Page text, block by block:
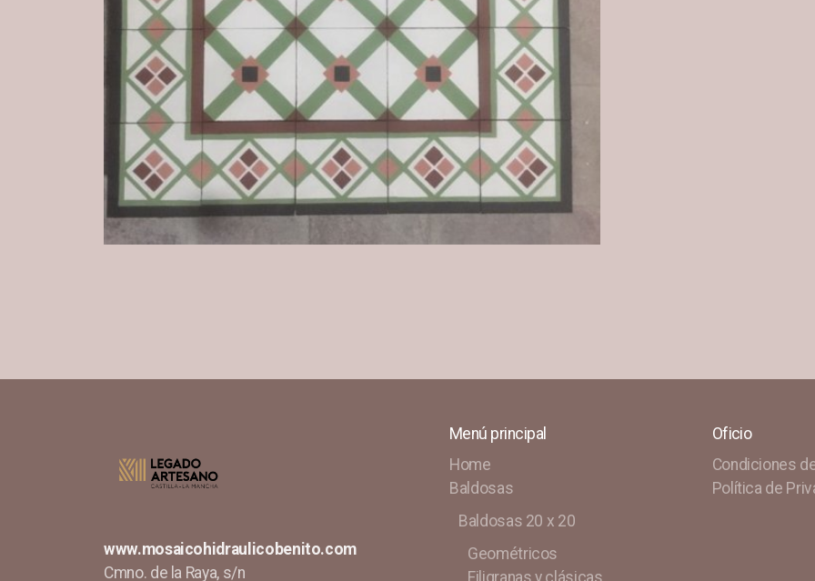
www.mosaicohidraulicobenito.com
Cmno. de la Raya, s/n
Menú principal
Home
Baldosas
Baldosas 20 x 20
Geométricos
Oficio
Condiciones
Política de